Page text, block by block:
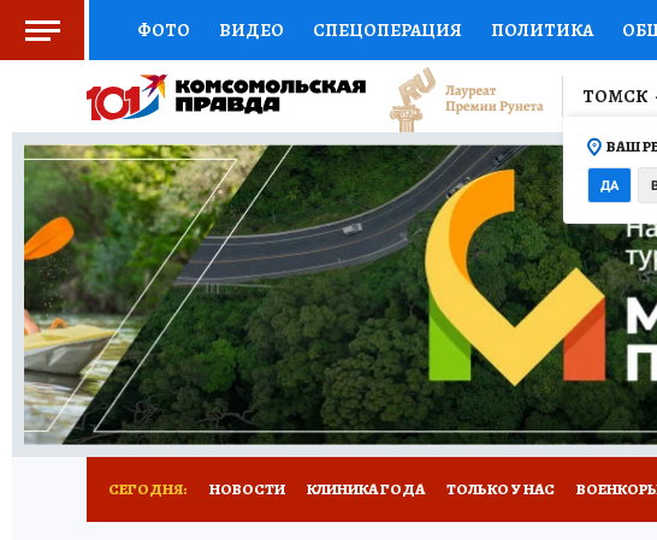
ФОТО ВИДЕО СПЕЦОПЕРАЦИЯ ПОЛИТИКА
СОЦПОДДЕРЖКА НАУКА СПОРТ КОЛУМНИСТЫ
ВЫБОР ЭКСПЕРТОВ ДОКТОР ФИНАНСЫ
КНИЖНАЯ ПОЛКА ПРОГНОЗЫ НА СПОРТ
ПРЕСС-ЦЕНТР НЕДВИЖИМОСТЬ ТЕЛЕВИЗОР
РАДИО КП РЕКЛАМА ТЕСТЫ НОВОЕ НА САЙТЕ
ТОМСК
ВАШ
ДА
СЕГОДНЯ: НОВОСТИ КЛИНИКА ГОДА ТОЛЬКО У НАС